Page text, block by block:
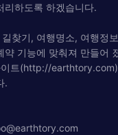
리하도록 하겠습니다.
찾기, 여행명소, 여행정
약 기능에 맞춰져 만들어
트(http://
.